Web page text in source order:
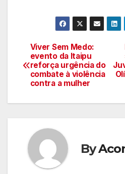
Navegação
de
Viver Sem Medo:
evento da Itaipu
reforça urgência do
combate à violência
contra a mulher
By